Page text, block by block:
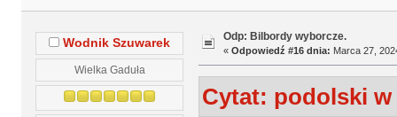
Wodnik Szuwarek
Wielka Gaduła
Odp: Bilbordy wyborcze.
« Odpowiedź #16 dnia: Marca 27,
Cytat: podolski w